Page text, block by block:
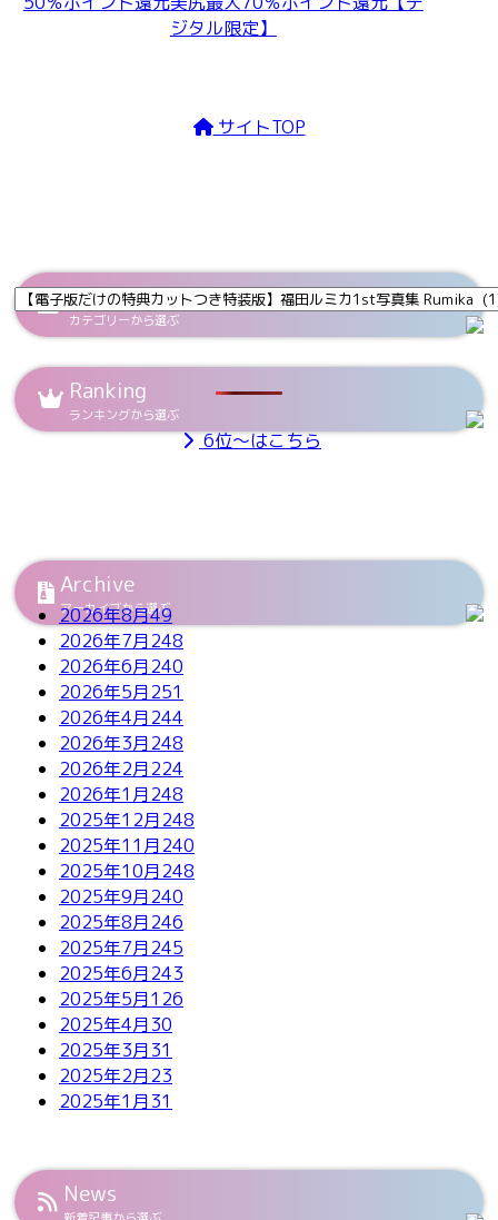
ジタル限定】
サイトTOP
Category
カテゴリーから選ぶ
Ranking
ランキングから選ぶ
6位～はこちら
Archive
アーカイブから選ぶ
2026年8月49
2026年7月248
2026年6月240
2026年5月251
2026年4月244
2026年3月248
2026年2月224
2026年1月248
2025年12月248
2025年11月240
2025年10月248
2025年9月240
2025年8月246
2025年7月245
2025年6月243
2025年5月126
2025年4月30
2025年3月31
2025年2月23
2025年1月31
News